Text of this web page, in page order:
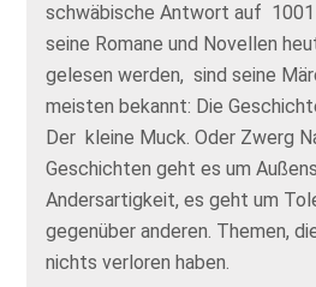
schwäbische Antwort auf 1001
seine Romane und Novellen
gelesen werden, sind seine
meisten bekannt: Die
Der kleine Muck. Oder Zwerg
Geschichten geht es um
Andersartigkeit, es geht um
gegenüber anderen. Themen,
nichts verloren haben.